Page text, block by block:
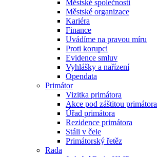
Městské společnosti
Městské organizace
Kariéra
Finance
Uvádíme na pravou míru
Proti korupci
Evidence smluv
Vyhlášky a nařízení
Opendata
Primátor
Vizitka primátora
Akce pod záštitou primátora
Úřad primátora
Rezidence primátora
Stáli v čele
Primátorský řetěz
Rada